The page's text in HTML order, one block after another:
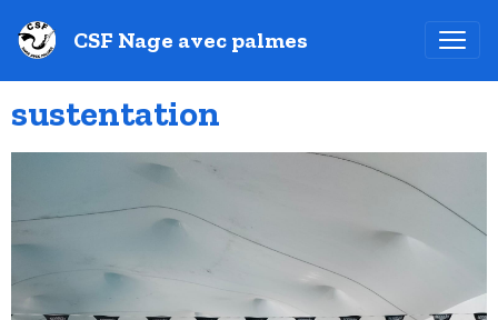
CSF Nage avec palmes
sustentation